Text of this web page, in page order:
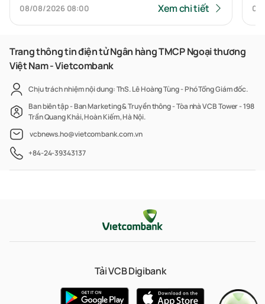
08/08/2026 08:00 Xem chi tiết
Trang thông tin điện tử Ngân hàng TMCP Ngoại thương
Việt Nam - Vietcombank
Chịu trách nhiệm nội dung: ThS. Lê Hoàng Tùng - Phó Tổng Giám đốc.
Ban biên tập - Ban Marketing & Truyền thông - Tòa nhà VCB Tower - 198
Trần Quang Khải, Hoàn Kiếm, Hà Nội.
vcbnews.ho@vietcombank.com.vn
+84-24-39343137
Tải VCB Digibank